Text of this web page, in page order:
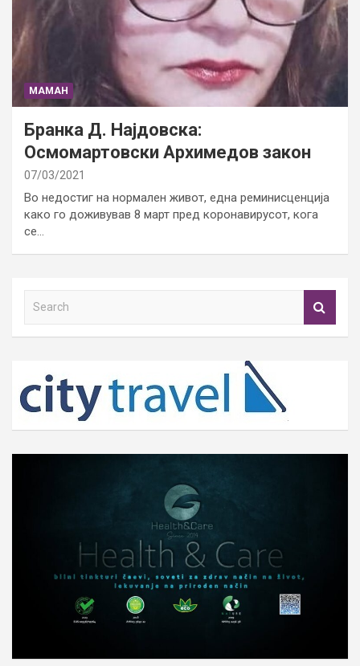
МАМАН
Бранка Д. Најдовска:
Осмомартовски Архимедов закон
07/03/2021
Во недостиг на нормален живот, една реминисценција
како го доживував 8 март пред коронавирусот, кога
се…
h